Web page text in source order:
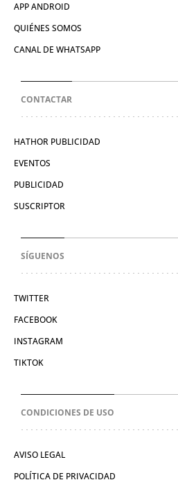
APP ANDROID
QUIÉNES SOMOS
CANAL DE WHATSAPP
CONTACTAR
HATHOR PUBLICIDAD
EVENTOS
PUBLICIDAD
SUSCRIPTOR
SÍGUENOS
TWITTER
FACEBOOK
INSTAGRAM
TIKTOK
CONDICIONES DE USO
AVISO LEGAL
POLÍTICA DE PRIVACIDAD